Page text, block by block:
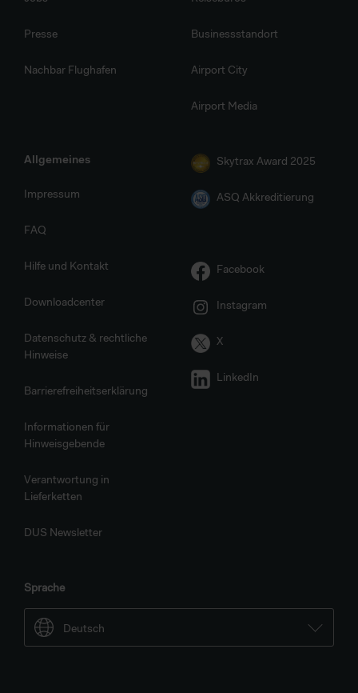
Presse
Nachbar Flughafen
Businessstandort
Airport City
Airport Media
Allgemeines
Impressum
FAQ
Hilfe und Kontakt
Downloadcenter
Datenschutz & rechtliche
Hinweise
Barrierefreiheitserklärung
Informationen für
Hinweisgebende
Verantwortung in
Lieferketten
DUS Newsletter
Skytrax Award 2025
ASQ Akkreditierung
Facebook
Instagram
X
LinkedIn
Sprache
Deutsch